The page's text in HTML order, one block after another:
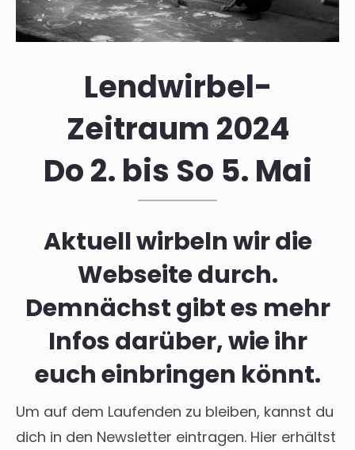
Lendwirbel-
Zeitraum 2024
Do 2. bis So 5. Mai
Aktuell wirbeln wir die
Webseite durch.
Demnächst gibt es mehr
Infos darüber, wie ihr
euch einbringen könnt.
Um auf dem Laufenden zu bleiben, kannst du
dich in den Newsletter eintragen. Hier erhältst